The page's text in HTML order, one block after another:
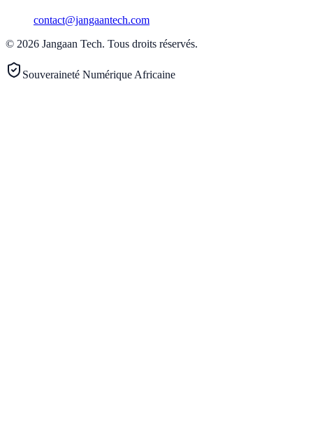
contact@jangaantech.com
© 2026 Jangaan Tech. Tous droits réservés.
Souveraineté Numérique Africaine